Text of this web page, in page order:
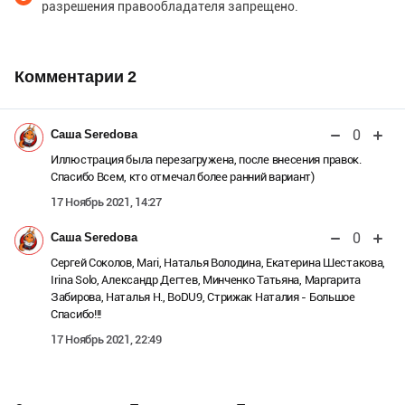
разрешения правообладателя запрещено.
Комментарии 2
Саша Seredова 0
Иллюстрация была перезагружена, после внесения правок.
Спасибо Всем, кто отмечал более ранний вариант)
17 Ноябрь 2021, 14:27
Саша Seredова 0
Сергей Соколов, Mari, Наталья Володина, Екатерина Шестакова,
Irina Solo, Александр Дегтев, Минченко Татьяна, Маргарита
Забирова, Наталья Н., BoDU9, Стрижак Наталия - Большое
Спасибо!!!
17 Ноябрь 2021, 22:49